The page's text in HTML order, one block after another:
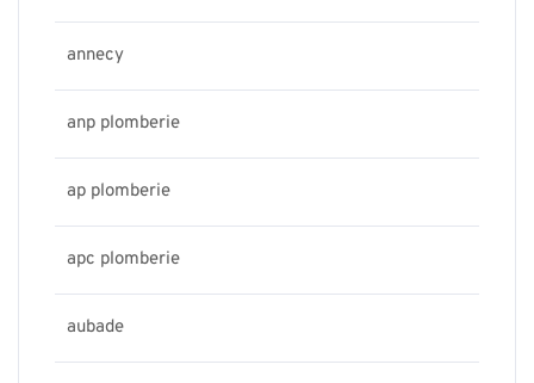
annecy
anp plomberie
ap plomberie
apc plomberie
aubade